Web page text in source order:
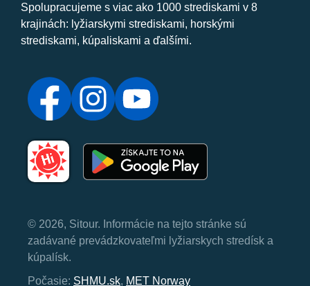
Spolupracujeme s viac ako 1000 strediskami v 8
krajinách: lyžiarskymi strediskami, horskými
strediskami, kúpaliskami a ďalšími.
© 2026, Sitour. Informácie na tejto stránke sú
zadávané prevádzkovateľmi lyžiarskych stredísk a
kúpalísk.
Počasie: SHMU.sk, MET Norway